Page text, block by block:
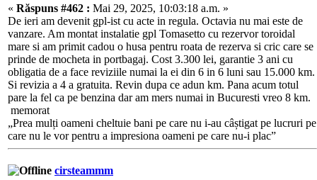
« Răspuns #462 : Mai 29, 2025, 10:03:18 a.m. »
De ieri am devenit gpl-ist cu acte in regula. Octavia nu mai este de
vanzare. Am montat instalatie gpl Tomasetto cu rezervor toroidal
mare si am primit cadou o husa pentru roata de rezerva si cric care se
prinde de mocheta in portbagaj. Cost 3.300 lei, garantie 3 ani cu
obligatia de a face reviziile numai la ei din 6 in 6 luni sau 15.000 km.
Si revizia a 4 a gratuita. Revin dupa ce adun km. Pana acum totul
pare la fel ca pe benzina dar am mers numai in Bucuresti vreo 8 km.
memorat
„Prea mulți oameni cheltuie bani pe care nu i-au câștigat pe lucruri pe
care nu le vor pentru a impresiona oameni pe care nu-i plac”
cirsteammm